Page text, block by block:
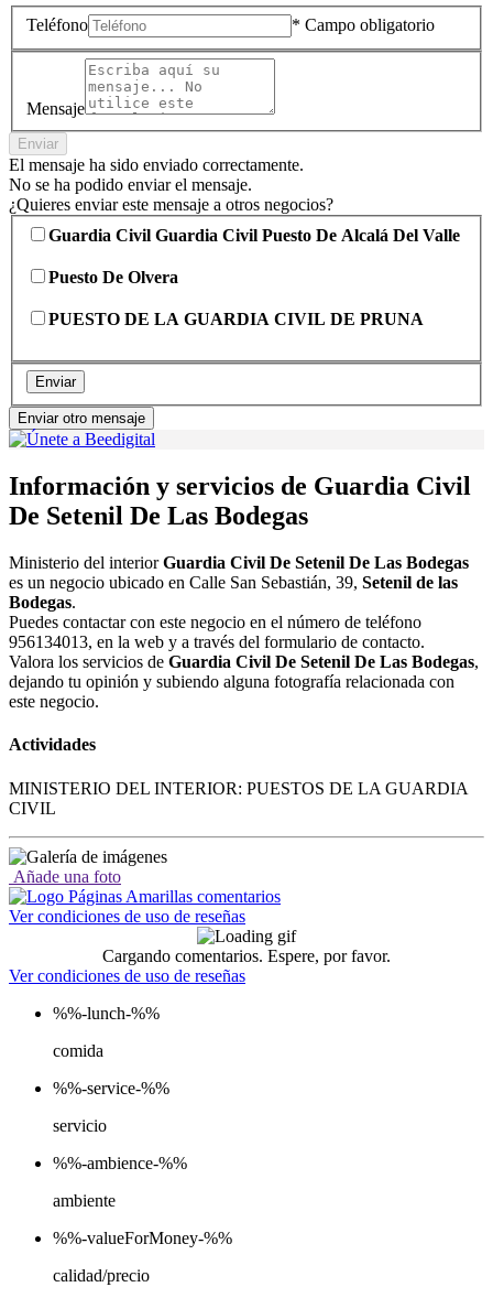
Teléfono * Campo obligatorio
Mensaje
Enviar
El mensaje ha sido enviado correctamente.
No se ha podido enviar el mensaje.
¿Quieres enviar este mensaje a otros negocios?
Guardia Civil Guardia Civil Puesto De Alcalá Del Valle
Puesto De Olvera
PUESTO DE LA GUARDIA CIVIL DE PRUNA
Enviar
Enviar otro mensaje
Información y servicios de Guardia Civil
De Setenil De Las Bodegas
Ministerio del interiorGuardia Civil De Setenil De Las Bodegas
es un negocio ubicado en Calle San Sebastián, 39, Setenil de las
Bodegas.
Puedes contactar con este negocio en el número de teléfono
956134013, en la web y a través del formulario de contacto.
Valora los servicios de Guardia Civil De Setenil De Las Bodegas,
dejando tu opinión y subiendo alguna fotografía relacionada con
este negocio.
Actividades
MINISTERIO DEL INTERIOR: PUESTOS DE LA GUARDIA
CIVIL
Añade una foto
Ver condiciones de uso de reseñas
Cargando comentarios. Espere, por favor.
Ver condiciones de uso de reseñas
%%-lunch-%%
comida
%%-service-%%
servicio
%%-ambience-%%
ambiente
%%-valueForMoney-%%
calidad/precio